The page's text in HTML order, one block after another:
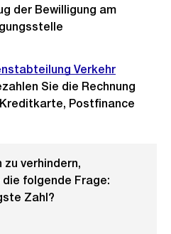
der Bewilligung am
Verkehr
Sie die Rechnung
Postfinance
zu verhindern,
folgende Frage:
Zahl?